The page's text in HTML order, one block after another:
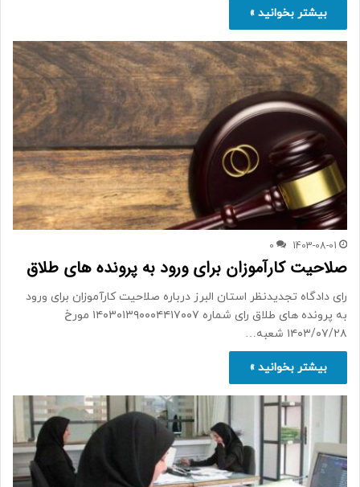
بیشتر بخوانید »
1403-08-01
0
صلاحیت کارآموزان برای ورود به پرونده های طلاق
رای دادگاه تجدیدنظر استان البرز درباره صلاحیت کارآموزان برای ورود
به پرونده های طلاق رای شماره ۱۴۰۳۰۱۳۹۰۰۰۴۴۱۷۰۰۷ مورخ
۱۴۰۳/۰۷/۲۸ شعبه…
بیشتر بخوانید »